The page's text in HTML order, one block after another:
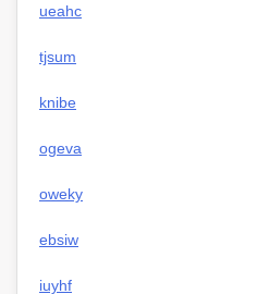
ueahc
tjsum
knibe
ogeva
oweky
ebsiw
iuyhf